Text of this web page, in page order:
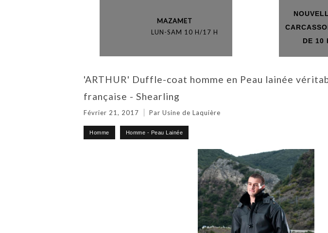
DE 10
MAZAMET
LUN-SAM 10 H/17 H
'ARTHUR' Duffle-coat homme en Peau lainée
française - Shearling
Février 21, 2017 Par Usine de Laquière